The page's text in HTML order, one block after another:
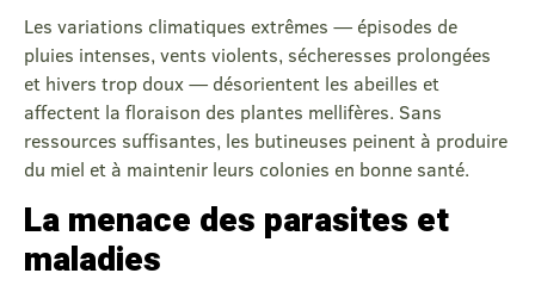
Les variations climatiques extrêmes — épisodes de
pluies intenses, vents violents, sécheresses prolongées
et hivers trop doux — désorientent les abeilles et
affectent la floraison des plantes mellifères. Sans
ressources suffisantes, les butineuses peinent à produire
du miel et à maintenir leurs colonies en bonne santé.
La menace des parasites et
maladies